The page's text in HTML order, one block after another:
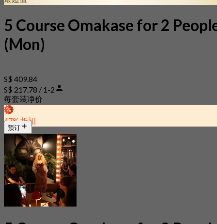
5 Course Omakase for 2
(Mon)
S$ 409.84
S$ 217.78 / 1-2
每套装净价
47% 折扣
预订